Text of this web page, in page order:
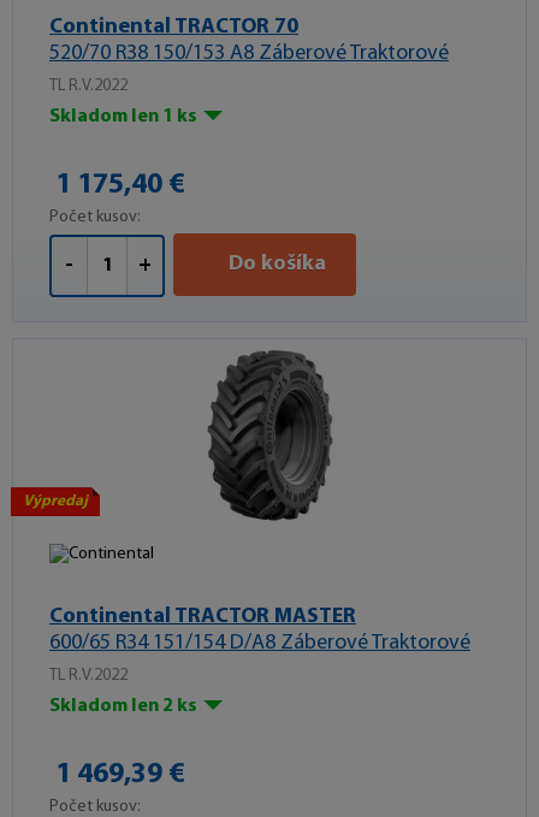
Continental TRACTOR 70
520/70 R38 150/153 A8 Záberové Traktorové
TL R.V.2022
Skladom len 1 ks
1 175,40 €
Počet kusov:
- + Do košíka
Výpredaj
Continental TRACTOR MASTER
600/65 R34 151/154 D/A8 Záberové Traktorové
TL R.V.2022
Skladom len 2 ks
1 469,39 €
Počet kusov: